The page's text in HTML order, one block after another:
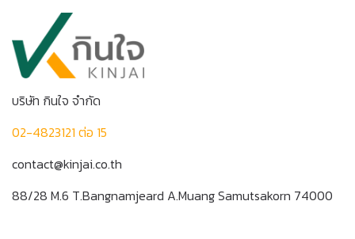
บริษัท กินใจ จำกัด
02-4823121 ต่อ 15
contact@kinjai.co.th
88/28 M.6 T.Bangnamjeard A.Muang Samutsakorn 74000